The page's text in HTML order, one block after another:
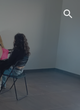
Skip to navigation